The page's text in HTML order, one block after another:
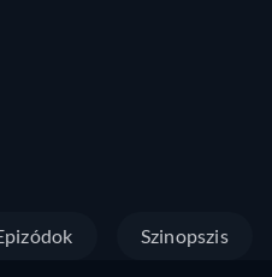
Szinopszis